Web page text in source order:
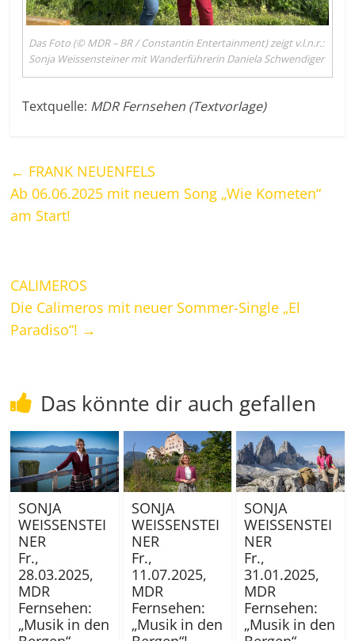
Das Foto (© MDR – BR / Constantin Entertainment) zeigt v.l.n.r.:
Sonja Weissensteiner mit Wanderführerin Daniela Schwendiger
Textquelle: MDR Fernsehen (Textvorlage)
← FRANK NEUENFELS
Ab 06.06.2025 mit neuem Song „Wie Kometen“
am Start!
CALIMEROS
Die Calimeros mit neuer Sommer-Single „El
Paradiso“! →
Das könnte dir auch gefallen
SONJA
WEISSENSTEI
NER
Fr.,
28.03.2025,
MDR
Fernsehen:
„Musik in den
SONJA
WEISSENSTEI
NER
Fr.,
11.07.2025,
MDR
Fernsehen:
„Musik in den
SONJA
WEISSENSTEI
NER
Fr.,
31.01.2025,
MDR
Fernsehen:
„Musik in den